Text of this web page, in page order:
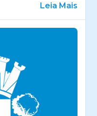
Leia Mais